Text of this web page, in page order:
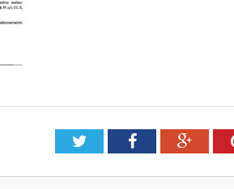
TwitterFacebook